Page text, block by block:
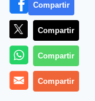
No se corta un
Compartir
Compartir
Compartir
Compartir